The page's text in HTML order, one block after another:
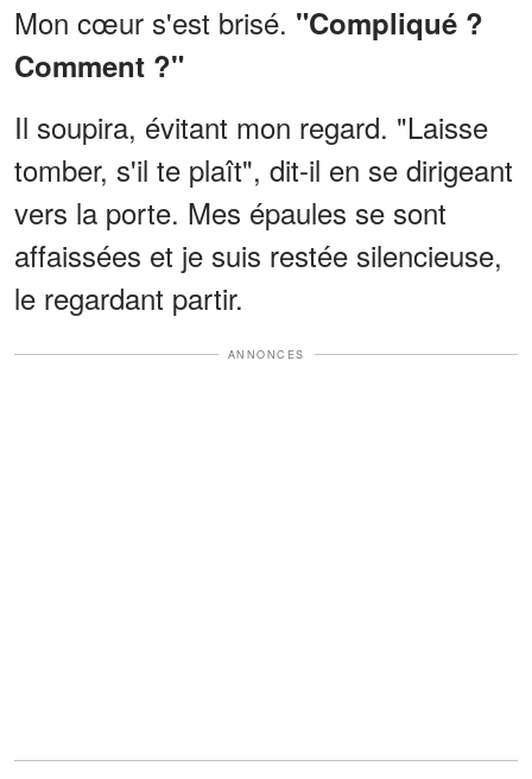
Mon cœur s'est brisé. "Compliqué ?
Comment ?"
Il soupira, évitant mon regard. "Laisse
tomber, s'il te plaît", dit-il en se dirigeant
vers la porte. Mes épaules se sont
affaissées et je suis restée silencieuse,
le regardant partir.
ANNONCES